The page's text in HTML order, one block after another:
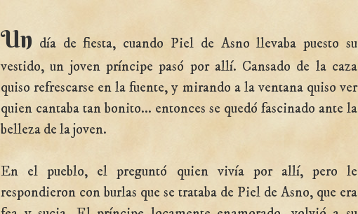
Un día de fiesta, cuando Piel de Asno llevaba puesto su
vestido, un joven príncipe pasó por allí. Cansado de la caza
quiso refrescarse en la fuente, y mirando a la ventana quiso ver
quien cantaba tan bonito... entonces se quedó fascinado ante la
belleza de la joven.
En el pueblo, el preguntó quien vivía por allí, pero le
respondieron con burlas que se trataba de Piel de Asno, que era